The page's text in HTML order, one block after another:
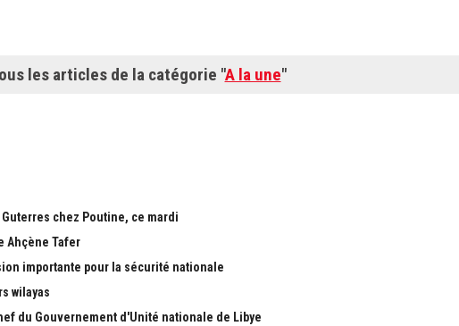
les articles de la catégorie "A la une"
chez Poutine, ce mardi
Ahçène Tafer
importante pour la sécurité nationale
wilayas
du Gouvernement d'Unité nationale de Libye